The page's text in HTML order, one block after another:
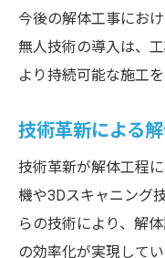
今後の解体工事にお
無人技術の導入は、
より持続可能な施工を
技術革新による
技術革新が解体工程
機や3Dスキャニング
らの技術により、解
の効率化が実現して